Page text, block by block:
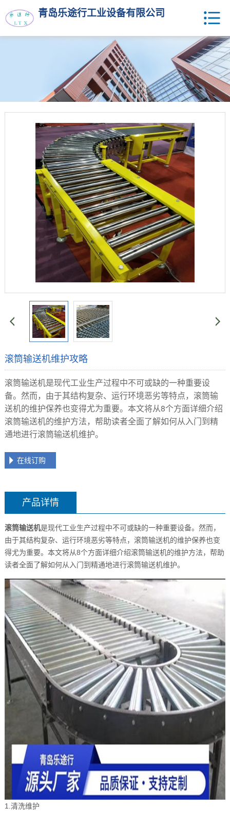
青岛乐途行工业设备有限公司
滚筒输送机维护攻略
滚筒输送机是现代工业生产过程中不可或缺的一种重要设
备。然而，由于其结构复杂、运行环境恶劣等特点，滚筒输
送机的维护保养也变得尤为重要。本文将从8个方面详细介绍
滚筒输送机的维护方法，帮助读者全面了解如何从入门到精
通地进行滚筒输送机维护。
在线订购
产品详情
滚筒输送机是现代工业生产过程中不可或缺的一种重要设备。然而，
由于其结构复杂、运行环境恶劣等特点，滚筒输送机的维护保养也变
得尤为重要。本文将从8个方面详细介绍滚筒输送机的维护方法，帮助
读者全面了解如何从入门到精通地进行滚筒输送机维护。
1.清洗维护